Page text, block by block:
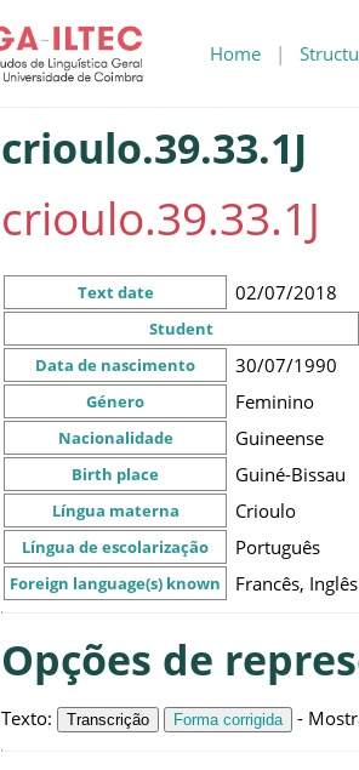
Home |
crioulo.39.33.1J
crioulo.39.33.1J
Text date 02/07/2018
Student
Data de nascimento
30/07/1990
Género Feminino
Nacionalidade Guineense
Birth place Guiné-Bissau
Língua materna Crioulo
Língua de escolarização Português
Foreign language(s) known Francês, Inglês
Opções de
Texto: Transcrição Forma corrigida -